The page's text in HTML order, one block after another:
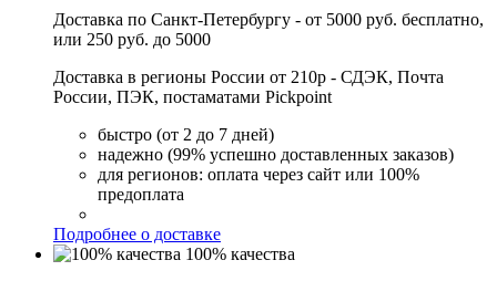
Доставка по Санкт-Петербургу - от 5000 руб. бесплатно,
или 250 руб. до 5000
Доставка в регионы России от 210р - СДЭК, Почта
России, ПЭК, постаматами Pickpoint
быстро (от 2 до 7 дней)
надежно (99% успешно доставленных заказов)
для регионов: оплата через сайт или 100%
предоплата
Подробнее о доставке
100% качества